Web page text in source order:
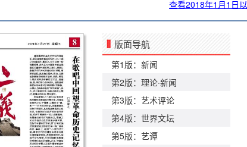
查看2018年1月1日
版面导航
第1版：新闻
第2版：理论·新闻
第3版：艺术评论
第4版：世界文坛
第5版：艺谭